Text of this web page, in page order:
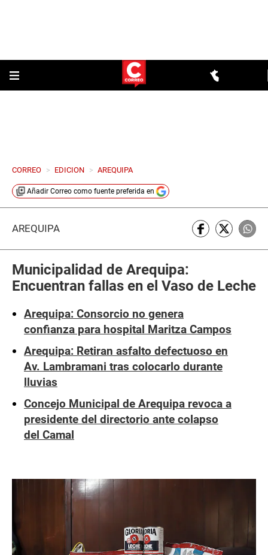
CORREO > EDICION > AREQUIPA
Añadir Correo como fuente preferida en
AREQUIPA
Municipalidad de Arequipa:
Encuentran fallas en el Vaso de Leche
Arequipa: Consorcio no genera
confianza para hospital Maritza Campos
Arequipa: Retiran asfalto defectuoso en
Av. Lambramani tras colocarlo durante
lluvias
Concejo Municipal de Arequipa revoca a
presidente del directorio ante colapso
del Camal